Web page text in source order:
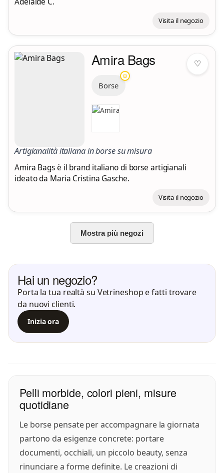
Visita il negozio
♡
Amira Bags
Borse
Artigianalità italiana in borse su misura
Amira Bags è il brand italiano di borse artigianali
ideato da Maria Cristina Gasche.
Visita il negozio
Mostra più negozi
Hai un negozio?
Porta la tua realtà su Vetrineshop e fatti trovare
da nuovi clienti.
Inizia ora
Pelli morbide, colori pieni, misure
quotidiane
Le borse pensate per accompagnare la giornata
partono da esigenze concrete: portare
documenti, occhiali, un piccolo beauty, senza
rinunciare a forme definite. Le creazioni di